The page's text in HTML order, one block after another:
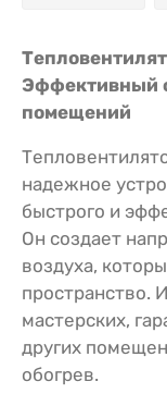
Эффективный
помещений
надежное
быстрого и
Он создает
воздуха,
пространство.
мастерских,
других
обогрев.